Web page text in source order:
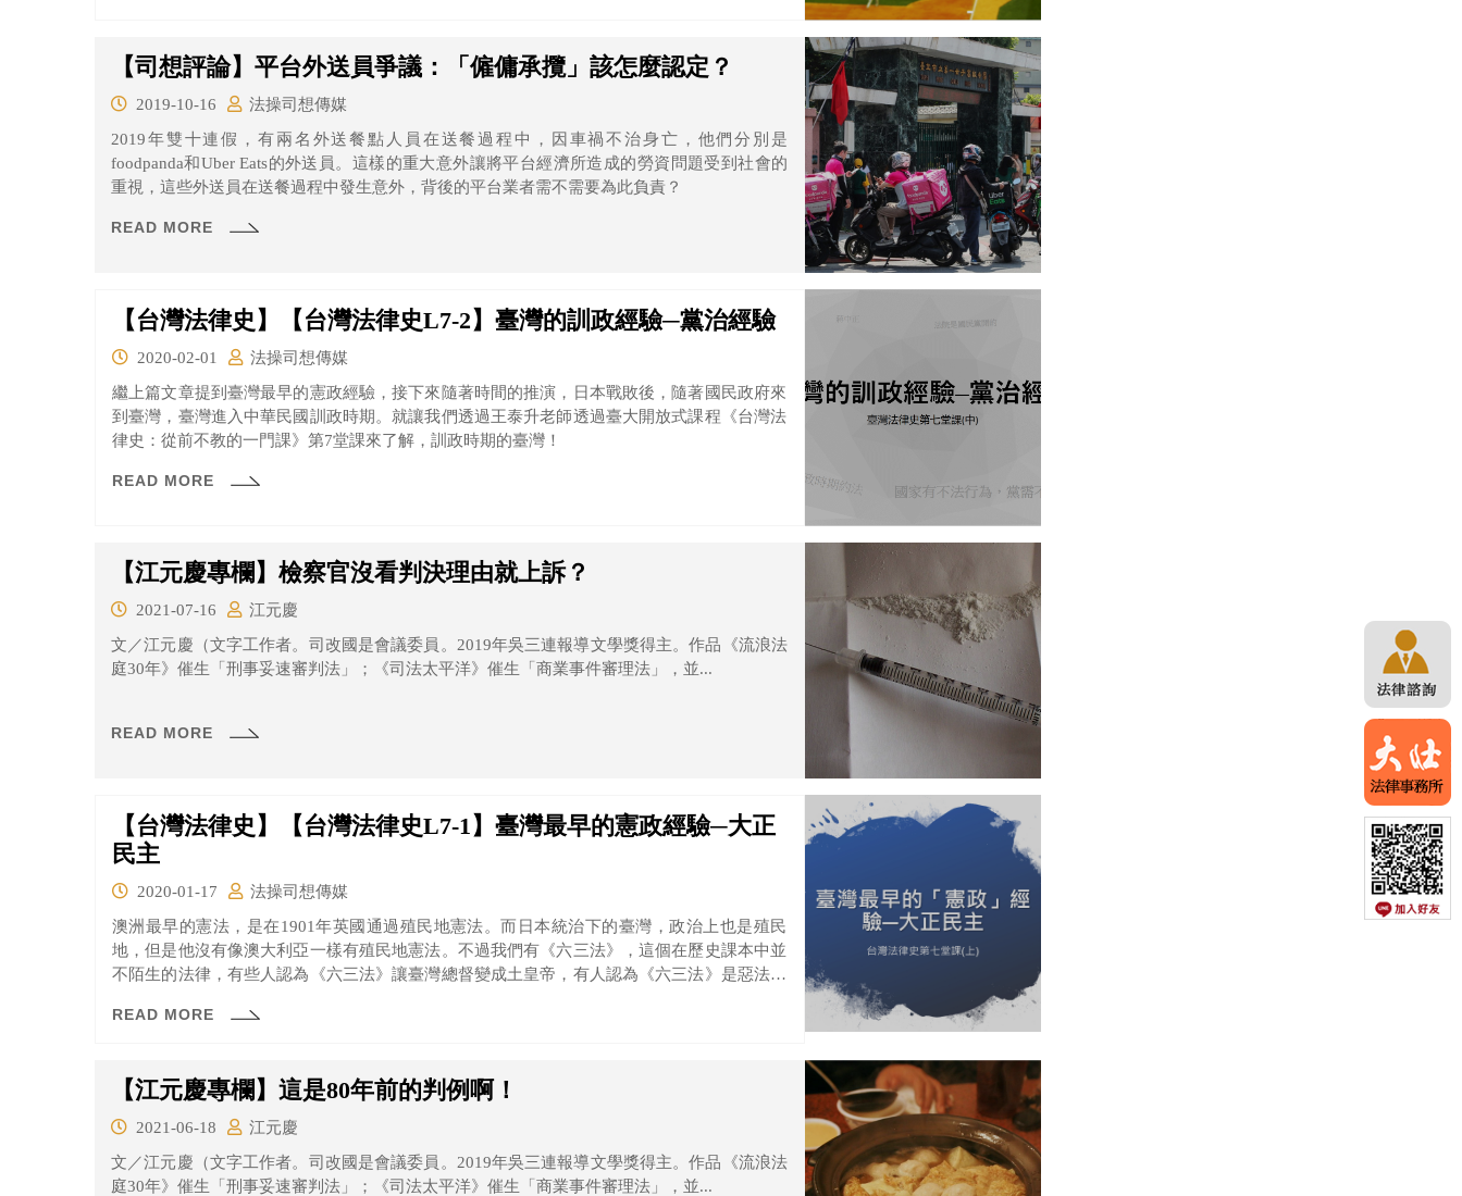
【司想評論】平台外送員爭議：「僱傭承攬」該怎麼認定？
2019-10-16
法操司想傳媒
​2019年雙十連假，有兩名外送餐點人員在送餐過程中，因車禍不治身亡，他們分別是
foodpanda和Uber Eats的外送員。這樣的重大意外讓將平台經濟所造成的勞資問題受到社會的
重視，這些外送員在送餐過程中發生意外，背後的平台業者需不需要為此負責？
READ MORE
【台灣法律史】【台灣法律史L7-2】臺灣的訓政經驗─黨治經驗
2020-02-01
法操司想傳媒
繼上篇文章提到臺灣最早的憲政經驗，接下來隨著時間的推演，日本戰敗後，隨著國民政府來
到臺灣，臺灣進入中華民國訓政時期。就讓我們透過王泰升老師透過臺大開放式課程《台灣法
律史：從前不教的一門課》第7堂課來了解，訓政時期的臺灣！
READ MORE
【江元慶專欄】檢察官沒看判決理由就上訴？
2021-07-16
江元慶
文／江元慶（文字工作者。司改國是會議委員。2019年吳三連報導文學獎得主。作品《流浪法
庭30年》催生「刑事妥速審判法」；《司法太平洋》催生「商業事件審理法」，並...
READ MORE
【台灣法律史】【台灣法律史L7-1】臺灣最早的憲政經驗─大正
民主
2020-01-17
法操司想傳媒
澳洲最早的憲法，是在1901年英國通過殖民地憲法。而日本統治下的臺灣，政治上也是殖民
地，但是他沒有像澳大利亞一樣有殖民地憲法。不過我們有《六三法》，這個在歷史課本中並
不陌生的法律，有些人認為《六三法》讓臺灣總督變成土皇帝，有人認為《六三法》是惡法。
READ MORE
【江元慶專欄】這是80年前的判例啊！
2021-06-18
江元慶
文／江元慶（文字工作者。司改國是會議委員。2019年吳三連報導文學獎得主。作品《流浪法
庭30年》催生「刑事妥速審判法」；《司法太平洋》催生「商業事件審理法」，並...